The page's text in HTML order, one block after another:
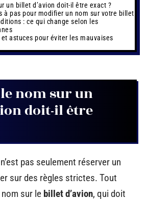
un billet d’avion doit-il être exact ?
à pas pour modifier un nom sur votre billet
: ce qui change selon les
astuces pour éviter les mauvaises
nom sur un
doit-il être
pas seulement réserver un
sur des règles strictes. Tout
sur le billet d’avion, qui doit